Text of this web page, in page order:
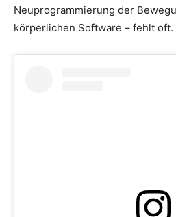
Neuprogrammierung der
körperlichen Software – fehlt oft.